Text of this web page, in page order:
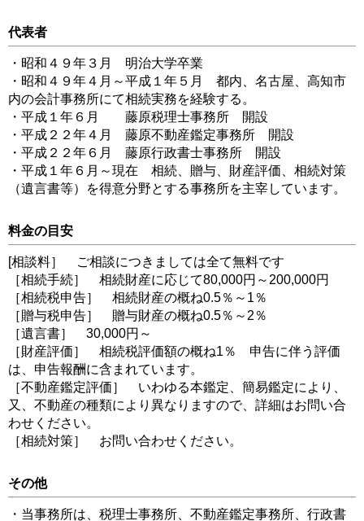
代表者
・昭和４９年３月 明治大学卒業
・昭和４９年４月～平成１年５月 都内、名古屋、高知市
内の会計事務所にて相続実務を経験する。
・平成１年６月 藤原税理士事務所 開設
・平成２２年４月 藤原不動産鑑定事務所 開設
・平成２２年６月 藤原行政書士事務所 開設
・平成１年６月～現在 相続、贈与、財産評価、相続対策
（遺言書等）を得意分野とする事務所を主宰しています。
料金の目安
[相談料］ ご相談につきましては全て無料です
［相続手続］ 相続財産に応じて80,000円～200,000円
［相続税申告］ 相続財産の概ね0.5％～1％
［贈与税申告］ 贈与財産の概ね0.5％～2％
［遺言書］ 30,000円～
［財産評価］ 相続税評価額の概ね1％ 申告に伴う評価
は、申告報酬に含まれています。
［不動産鑑定評価］ いわゆる本鑑定、簡易鑑定により、
又、不動産の種類により異なりますので、詳細はお問い合
わせください。
［相続対策］ お問い合わせください。
その他
・当事務所は、税理士事務所、不動産鑑定事務所、行政書